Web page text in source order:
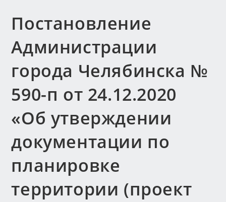
Постановление
Администрации
города Челябинска №
590-п от 24.12.2020
«Об утверждении
документации по
планировке
территории (проект